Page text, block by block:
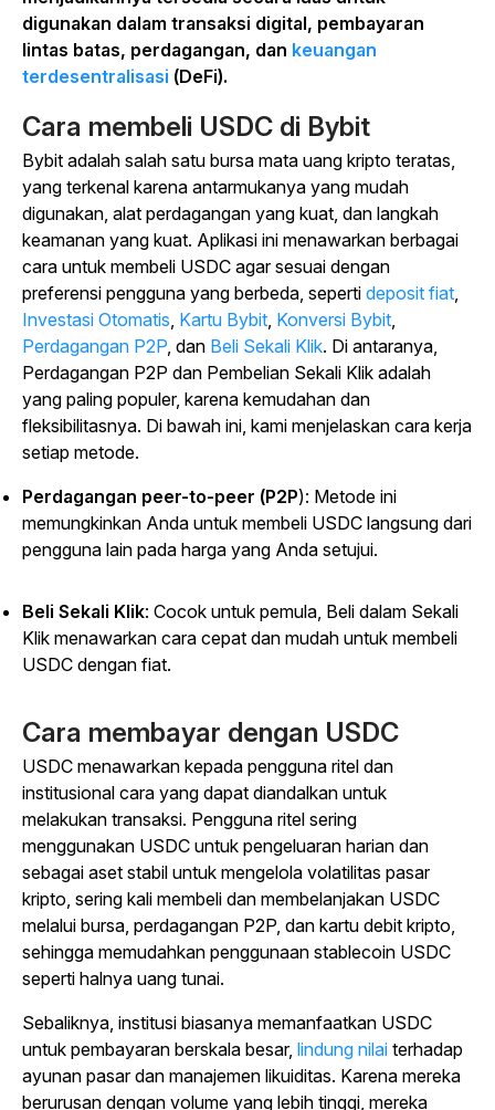
digunakan dalam transaksi digital, pembayaran
lintas batas, perdagangan, dan keuangan
terdesentralisasi (DeFi).
Cara membeli USDC di Bybit
Bybit adalah salah satu bursa mata uang kripto teratas,
yang terkenal karena antarmukanya yang mudah
digunakan, alat perdagangan yang kuat, dan langkah
keamanan yang kuat. Aplikasi ini menawarkan berbagai
cara untuk membeli USDC agar sesuai dengan
preferensi pengguna yang berbeda, seperti deposit fiat,
Investasi Otomatis, Kartu Bybit, Konversi Bybit,
Perdagangan P2P, dan Beli Sekali Klik. Di antaranya,
Perdagangan P2P dan Pembelian Sekali Klik adalah
yang paling populer, karena kemudahan dan
fleksibilitasnya. Di bawah ini, kami menjelaskan cara kerja
setiap metode.
Perdagangan peer-to-peer (P2P): Metode ini
memungkinkan Anda untuk membeli USDC langsung dari
pengguna lain pada harga yang Anda setujui.
Beli Sekali Klik: Cocok untuk pemula, Beli dalam Sekali
Klik menawarkan cara cepat dan mudah untuk membeli
USDC dengan fiat.
Cara membayar dengan USDC
USDC menawarkan kepada pengguna ritel dan
institusional cara yang dapat diandalkan untuk
melakukan transaksi. Pengguna ritel sering
menggunakan USDC untuk pengeluaran harian dan
sebagai aset stabil untuk mengelola volatilitas pasar
kripto, sering kali membeli dan membelanjakan USDC
melalui bursa, perdagangan P2P, dan kartu debit kripto,
sehingga memudahkan penggunaan stablecoin USDC
seperti halnya uang tunai.
Sebaliknya, institusi biasanya memanfaatkan USDC
untuk pembayaran berskala besar, lindung nilai terhadap
ayunan pasar dan manajemen likuiditas. Karena mereka
berurusan dengan volume yang lebih tinggi, mereka